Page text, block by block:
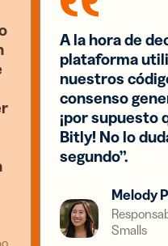
A la hora de
plataforma
nuestros
consenso
¡por supuesto
Bitly! No lo
segundo”.
Melody
Smalls